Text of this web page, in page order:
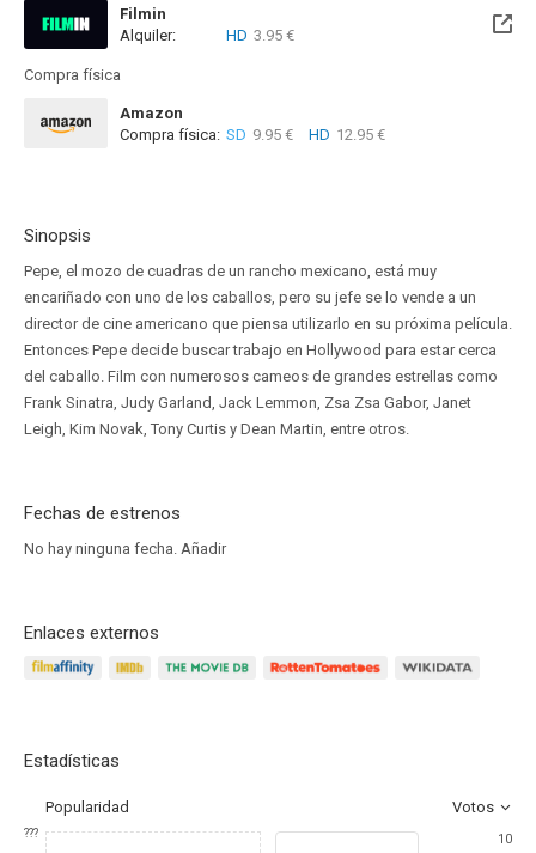
Filmin
Disponible hasta el Mar, 29 Sep 2026 (Queda 1 mes)
Alquiler: HD 3.95 €
Compra física
Amazon
Compra física: SD 9.95 € HD 12.95 €
Sinopsis
Pepe, el mozo de cuadras de un rancho mexicano, está muy
encariñado con uno de los caballos, pero su jefe se lo vende a un
director de cine americano que piensa utilizarlo en su próxima película.
Entonces Pepe decide buscar trabajo en Hollywood para estar cerca
del caballo. Film con numerosos cameos de grandes estrellas como
Frank Sinatra, Judy Garland, Jack Lemmon, Zsa Zsa Gabor, Janet
Leigh, Kim Novak, Tony Curtis y Dean Martin, entre otros.
Fechas de estrenos
No hay ninguna fecha. Añadir
Enlaces externos
Estadísticas
Popularidad Votos
???
10